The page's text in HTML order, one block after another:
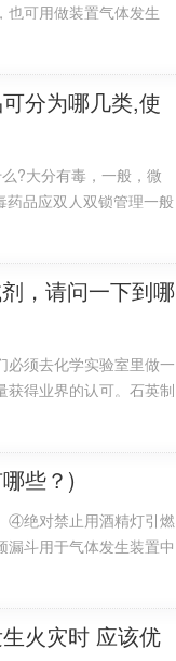
也可用做装置气体发生
分为哪几类,使
?大分有毒，一般，微
品应双人双锁管理一般
教育的实验器材分类应
学里面都有自然这门课程
，请问一下到哪
必须去化学实验室里做一
获得业界的认可。石英制
，由系或院领导审批。
些？)
④绝对禁止用酒精灯引燃
斗用于气体发生装置中
，实验室对学业，生物
火灾时 应该优